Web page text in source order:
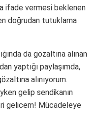
ifade vermesi beklenen
doğrudan tutuklama
da gözaltına alınan
yaptığı paylaşımda,
alınıyorum.
gelip sendikanın
gelicem! Mücadeleye